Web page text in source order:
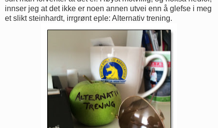
innser jeg at det ikke er noen annen utvei enn å glefse i meg
et slikt steinhardt, irrgrønt eple: Alternativ trening.